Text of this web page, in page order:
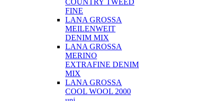
COUNTRY TWEED
FINE
LANA GROSSA
MEILENWEIT
DENIM MIX
LANA GROSSA
MERINO
EXTRAFINE DENIM
MIX
LANA GROSSA
COOL WOOL 2000